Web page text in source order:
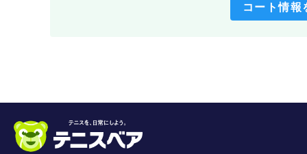
コート情報